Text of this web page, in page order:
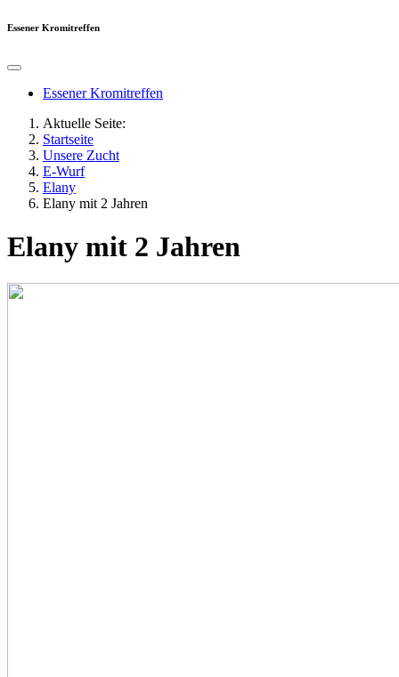
Essener Kromitreffen
Essener Kromitreffen
Aktuelle Seite:
Startseite
Unsere Zucht
E-Wurf
Elany
Elany mit 2 Jahren
Elany mit 2 Jahren